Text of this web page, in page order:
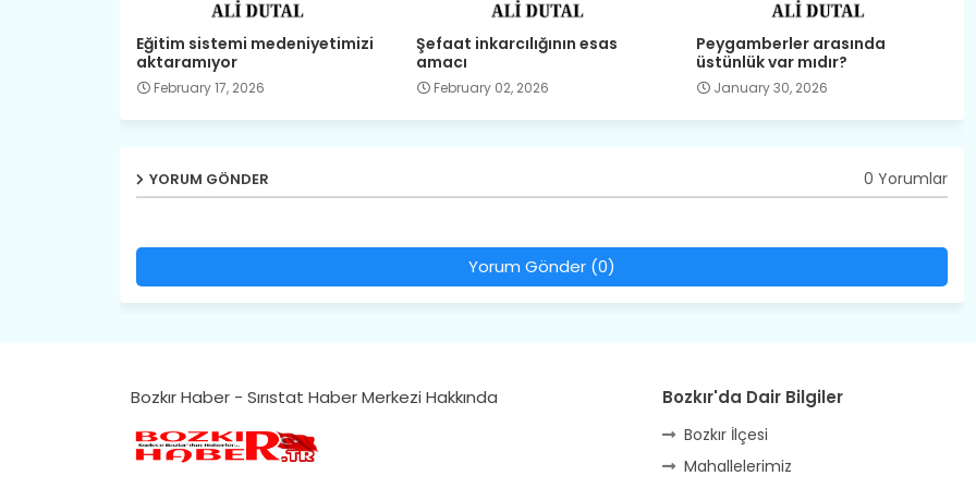
Eğitim sistemi medeniyetimizi
aktaramıyor
February 17, 2026
Şefaat inkarcılığının esas
amacı
February 02, 2026
Peygamberler arasında
üstünlük var mıdır?
January 30, 2026
YORUM GÖNDER 0 Yorumlar
Yorum Gönder (0)
Bozkır Haber - Sırıstat Haber Merkezi Hakkında Bozkır'da Dair Bilgiler
Bozkır İlçesi
Mahallelerimiz